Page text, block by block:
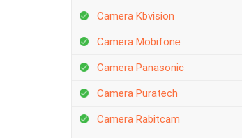
Camera Kbvision
Camera Mobifone
Camera Panasonic
Camera Puratech
Camera Rabitcam